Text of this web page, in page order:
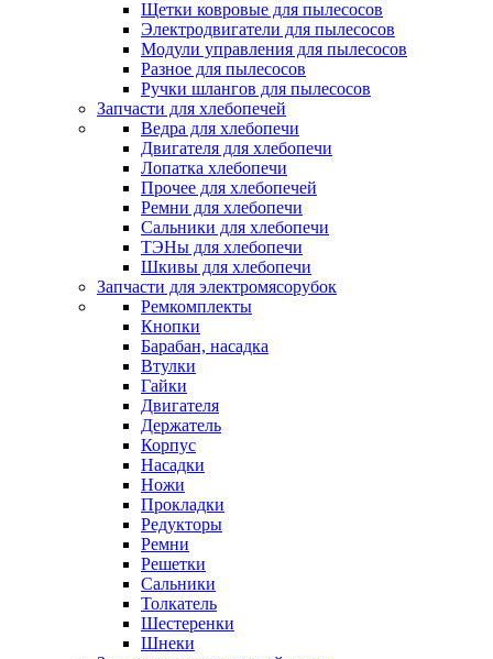
Щетки ковровые для пылесосов
Электродвигатели для пылесосов
Модули управления для пылесосов
Разное для пылесосов
Ручки шлангов для пылесосов
Запчасти для хлебопечей
Ведра для хлебопечи
Двигателя для хлебопечи
Лопатка хлебопечи
Прочее для хлебопечей
Ремни для хлебопечи
Сальники для хлебопечи
ТЭНы для хлебопечи
Шкивы для хлебопечи
Запчасти для электромясорубок
Ремкомплекты
Кнопки
Барабан, насадка
Втулки
Гайки
Двигателя
Держатель
Корпус
Насадки
Ножи
Прокладки
Редукторы
Ремни
Решетки
Сальники
Толкатель
Шестеренки
Шнеки